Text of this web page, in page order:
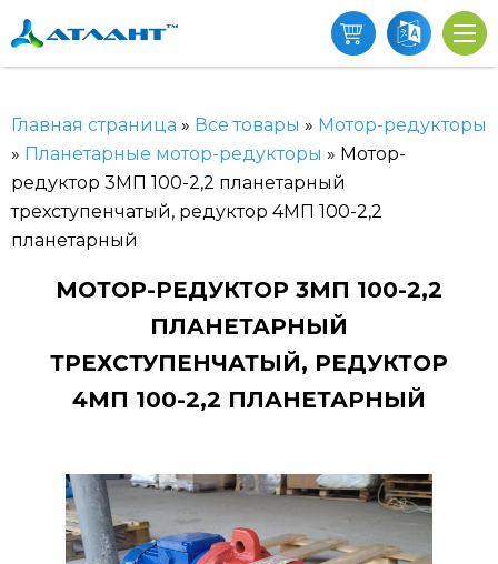
Главная страница » Все товары » Мотор-редукторы
» Планетарные мотор-редукторы » Мотор-
редуктор 3МП 100-2,2 планетарный
трехступенчатый, редуктор 4МП 100-2,2
планетарный
МОТОР-РЕДУКТОР 3МП 100-2,2
ПЛАНЕТАРНЫЙ
ТРЕХСТУПЕНЧАТЫЙ, РЕДУКТОР
4МП 100-2,2 ПЛАНЕТАРНЫЙ